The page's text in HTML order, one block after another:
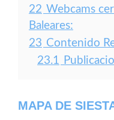
22 Webcams
Baleares:
23 Contenido
23.1
MAPA DE